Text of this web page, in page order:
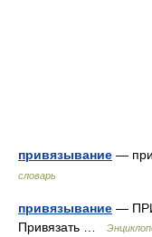
привязывание —
словарь
привязывание —
Привязать …